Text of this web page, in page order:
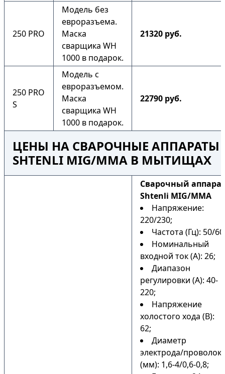
250 PRO
Модель без
евроразъема.
Маска
сварщика WH
1000 в подарок.
21320 руб.
250 PRO
S
Модель с
евроразъемом.
Маска
сварщика WH
1000 в подарок.
22790 руб.
ЦЕНЫ НА СВАРОЧНЫЕ АППАРАТЫ
SHTENLI MIG/MMA В МЫТИЩАХ
Cварочный
Shtenli MIG/MMA
Напряжение:
220/230;
Частота (Гц): 50/
Номинальный
входной ток (А): 26;
Диапазон
регулировки (А): 40-
220;
Напряжение
холостого хода (В):
62;
Диаметр
электрода/
(мм): 1,6-4/0,6-0,8;